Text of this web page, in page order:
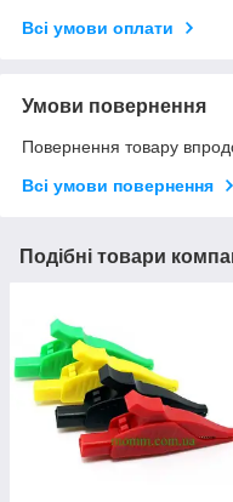
Всі умови оплати
Умови повернення
Повернення товару
Всі умови повернення
Подібні товари